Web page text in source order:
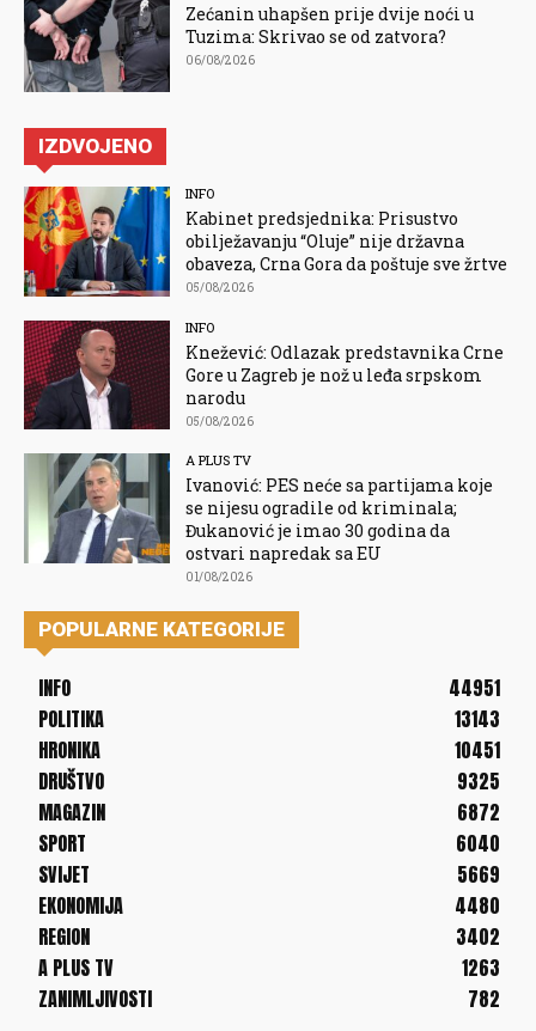
Zećanin uhapšen prije dvije noći u
Tuzima: Skrivao se od zatvora?
06/08/2026
IZDVOJENO
INFO
Kabinet predsjednika: Prisustvo
obilježavanju “Oluje” nije državna
obaveza, Crna Gora da poštuje sve žrtve
05/08/2026
INFO
Knežević: Odlazak predstavnika Crne
Gore u Zagreb je nož u leđa srpskom
narodu
05/08/2026
A PLUS TV
Ivanović: PES neće sa partijama koje
se nijesu ogradile od kriminala;
Đukanović je imao 30 godina da
ostvari napredak sa EU
01/08/2026
POPULARNE KATEGORIJE
INFO
44951
POLITIKA
13143
HRONIKA
10451
DRUŠTVO
9325
MAGAZIN
6872
SPORT
6040
SVIJET
5669
EKONOMIJA
4480
REGION
3402
A PLUS TV
1263
ZANIMLJIVOSTI
782